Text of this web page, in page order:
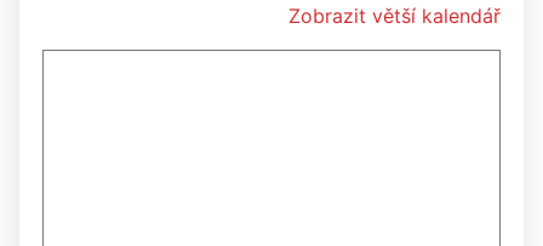
Zobrazit větší kalendář